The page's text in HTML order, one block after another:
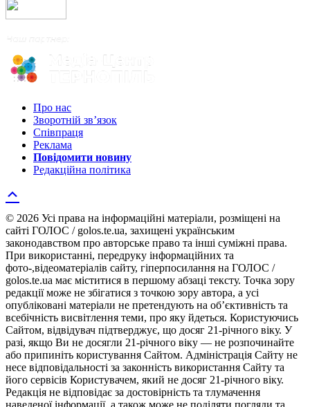
Про нас
Зворотній зв’язок
Співпраця
Реклама
Повідомити новину
Редакційна політика
© 2026 Усі права на інформаційні матеріали, розміщені на
сайті ГОЛОС / golos.te.ua, захищені українським
законодавством про авторське право та інші суміжні права.
При використанні, передруку інформаційних та
фото-,відеоматеріалів сайту, гіперпосилання на ГОЛОС /
golos.te.ua має міститися в першому абзаці тексту. Точка зору
редакції може не збігатися з точкою зору автора, а усі
опубліковані матеріали не претендують на об’єктивність та
всебічність висвітлення теми, про яку йдеться. Користуючись
Сайтом, відвідувач підтверджує, що досяг 21-річного віку. У
разі, якщо Ви не досягли 21-річного віку — не розпочинайте
або припиніть користування Сайтом. Адміністрація Сайту не
несе відповідальності за законність використання Сайту та
його сервісів Користувачем, який не досяг 21-річного віку.
Редакція не відповідає за достовірність та тлумачення